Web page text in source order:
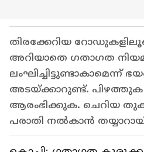
തിരക്കേറിയ
അറിയാതെ ഗതാഗത
ലംഘിച്ചിട്ടുണ്ടാകാമെന്ന്
അടയ്‌ക്കാറുണ്ട്.
ആരംഭിക്കുക. ചെറിയ
പരാതി നൽകാൻ